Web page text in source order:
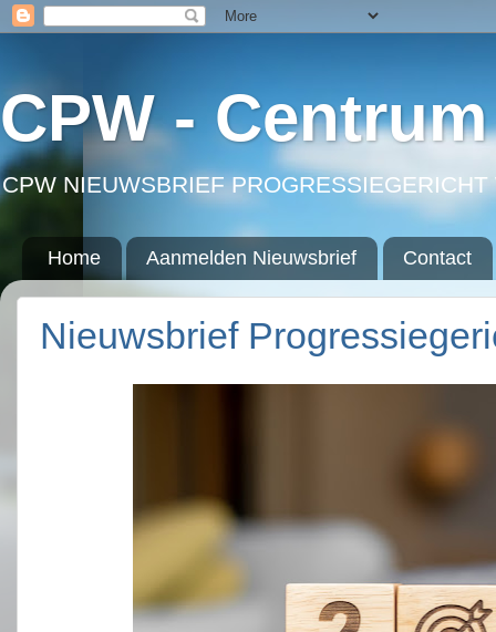
CPW -
CPW NIEUWSBRIEF
Home Aanmelden Nieuwsbrief Contact
Nieuwsbrief